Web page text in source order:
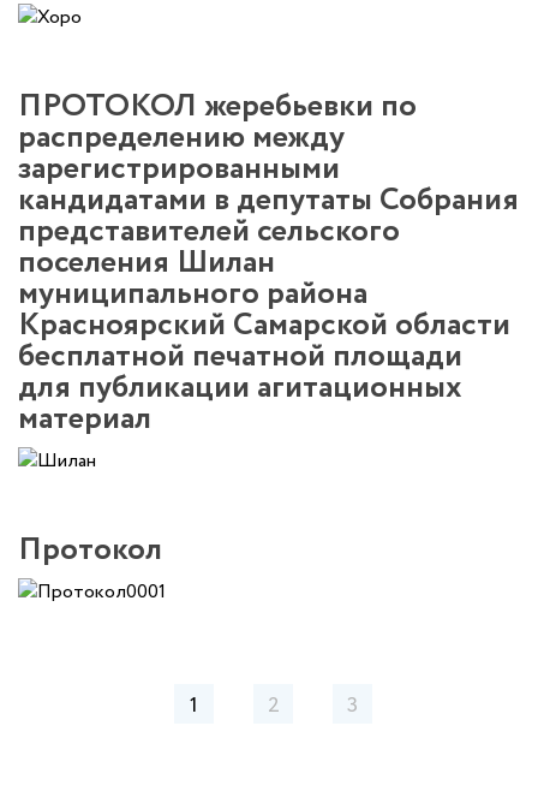
ПРОТОКОЛ жеребьевки по
распределению между
зарегистрированными
кандидатами в депутаты Собрания
представителей сельского
поселения Шилан
муниципального района
Красноярский Самарской области
бесплатной печатной площади
для публикации агитационных
материал
Протокол
1 2 3